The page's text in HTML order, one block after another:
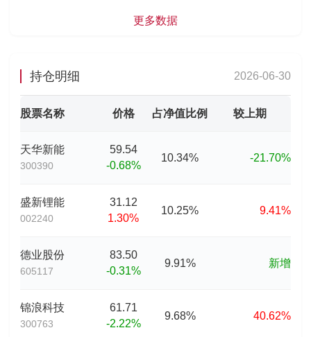
更多数据
持仓明细 2026-06-30
股票名称 价格 占净值比例 较上期
天华新能
300390
59.54
-0.68%
10.34% -21.70%
盛新锂能
002240
31.12
1.30%
10.25% 9.41%
德业股份
605117
83.50
-0.31%
9.91% 新增
锦浪科技
300763
61.71
-2.22%
9.68% 40.62%